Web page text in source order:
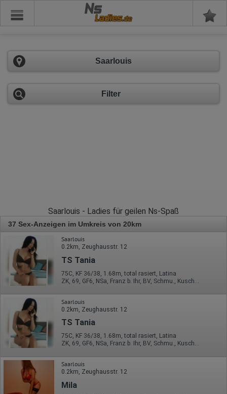
Ns
Saarlouis
Filter
Saarlouis - Ladies für geilen Ns-Spaß
37 Sex-Anzeigen im Umkreis von 20km
Saarlouis
0.2km, Zeughausstr. 12
TS Tania
75C, KF 36/38, 1.68m, total rasiert, Latina
ZK, 69, GF6, NSa, Franz b. Ihr, BV, Schmu., Kuscheln
Saarlouis
0.2km, Zeughausstr. 12
TS Tania
75C, KF 36/38, 1.68m, total rasiert, Latina
ZK, 69, GF6, NSa, Franz b. Ihr, BV, Schmu., Kuscheln
Saarlouis
0.2km, Zeughausstr. 12
Mila